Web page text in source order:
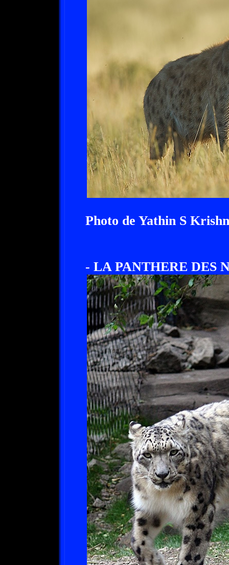
Photo de Yathin S
- LA PANTHERE DES